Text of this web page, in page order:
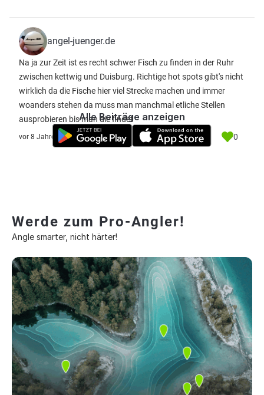
angel-juenger.de
Na ja zur Zeit ist es recht schwer Fisch zu finden in der Ruhr
zwischen kettwig und Duisburg. Richtige hot spots gibt's nicht
wirklich da die Fische hier viel Strecke machen und immer
woanders stehen da muss man manchmal etliche Stellen
ausprobieren bis man die findet
vor 8 Jahre 0
Alle Beiträge anzeigen
Werde zum Pro-Angler!
Angle smarter, nicht härter!